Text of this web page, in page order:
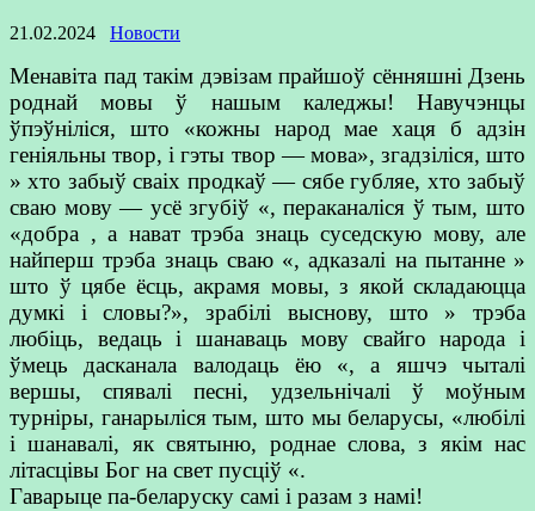
21.02.2024 Новости
Менавіта пад такім дэвізам прайшоў сённяшні Дзень
роднай мовы ў нашым каледжы! Навучэнцы
ўпэўніліся, што «кожны народ мае хаця б адзін
геніяльны твор, і гэты твор — мова», згадзіліся, што
» хто забыў сваіх продкаў — сябе губляе, хто забыў
сваю мову — усё згубіў «, пераканаліся ў тым, што
«добра , а нават трэба знаць суседскую мову, але
найперш трэба знаць сваю «, адказалі на пытанне »
што ў цябе ёсць, акрамя мовы, з якой складаюцца
думкі і словы?», зрабілі выснову, што » трэба
любіць, ведаць і шанаваць мову свайго народа і
ўмець дасканала валодаць ёю «, а яшчэ чыталі
вершы, спявалі песні, удзельнічалі ў моўным
турніры, ганарыліся тым, што мы беларусы, «любілі
і шанавалі, як святыню, роднае слова, з якім нас
літасцівы Бог на свет пусціў «.
Гаварыце па-беларуску самі і разам з намі!